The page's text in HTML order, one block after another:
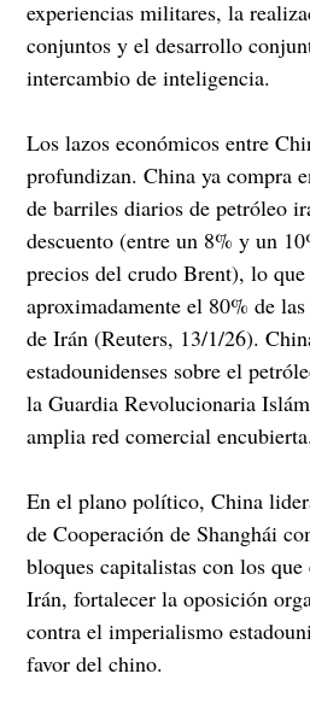
experiencias militares, la
conjuntos y el desarrollo
intercambio de inteligencia.
Los lazos económicos entre
profundizan. China ya compra
de barriles diarios de petróleo
descuento (entre un 8% y un
precios del crudo Brent), lo que
aproximadamente el 80% de
de Irán (Reuters, 13/1/26).
estadounidenses sobre el
la Guardia Revolucionaria
amplia red comercial encubierta.
En el plano político, China
de Cooperación de Shanghái
bloques capitalistas con los
Irán, fortalecer la oposición
contra el imperialismo
favor del chino.